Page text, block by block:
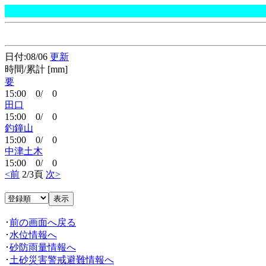
日付:08/06 更新
時間/累計 [mm]
要
15:00 0/ 0
田口
15:00 0/ 0
釣鐘山
15:00 0/ 0
中津土木
15:00 0/ 0
<前 2/3頁 次>
･前の画面へ戻る
･ 水位情報へ
･砂防雨量情報へ
･ 土砂災害警戒避難情報へ